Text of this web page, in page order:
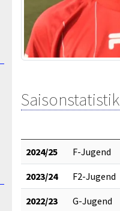
Saisonstatistik
2024/25 F-Jugend
2023/24 F2-Jugend
2022/23 G-Jugend